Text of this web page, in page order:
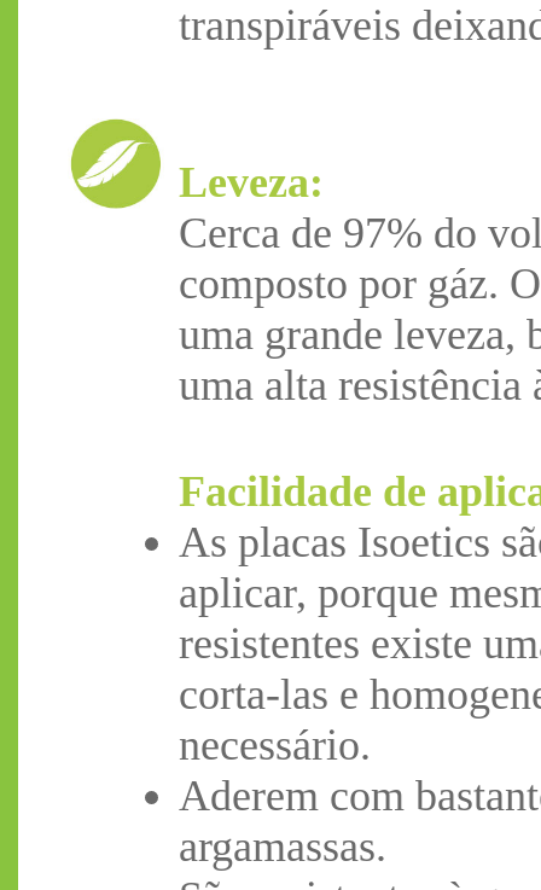
transpiráveis
Leveza:
Cerca de 97% do
composto por gáz.
uma grande leveza,
uma alta resistência
Facilidade de
As placas Isoetics
aplicar, porque
resistentes existe
corta-las e
necessário.
Aderem com
argamassas.